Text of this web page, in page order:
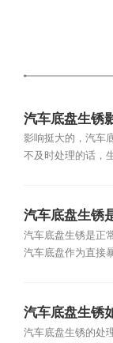
汽车底盘生锈
影响挺大的，汽车
不及时处理的话，
汽车底盘生锈
汽车底盘生锈是正
汽车底盘作为直接
汽车底盘生锈
汽车底盘生锈的处